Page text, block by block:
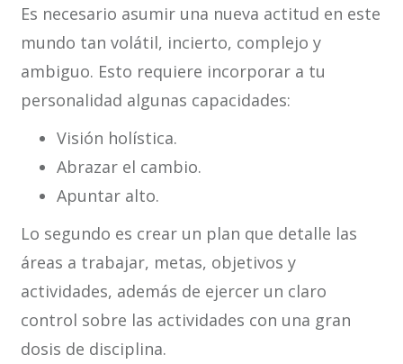
Es necesario asumir una nueva actitud en este
mundo tan volátil, incierto, complejo y
ambiguo. Esto requiere incorporar a tu
personalidad algunas capacidades:
Visión holística.
Abrazar el cambio.
Apuntar alto.
Lo segundo es crear un plan que detalle las
áreas a trabajar, metas, objetivos y
actividades, además de ejercer un claro
control sobre las actividades con una gran
dosis de disciplina.